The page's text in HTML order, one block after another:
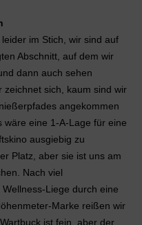
im Stich, wir sind auf
Abschnitt, auf dem wir
dann auch sehen
sich, kaum sind wir
angekommen
wäre eine 1-A-Lage für eine
ausgiebig zu
Platz, aber sie ist uns am
Nach viel
Liege durch eine
Marke reißen wir
ist fein, aber der